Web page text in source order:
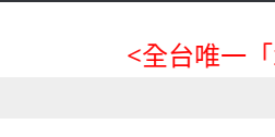
<全台唯一「